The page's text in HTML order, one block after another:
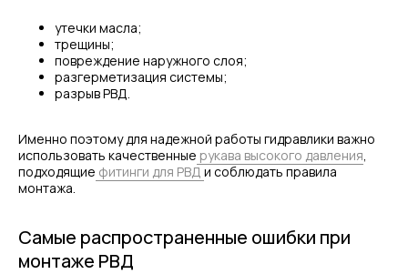
утечки масла;
трещины;
повреждение наружного слоя;
разгерметизация системы;
разрыв РВД.
Именно поэтому для надежной работы гидравлики важно
использовать качественные рукава высокого давления,
подходящие фитинги для РВД и соблюдать правила
монтажа.
Самые распространенные ошибки при
монтаже РВД